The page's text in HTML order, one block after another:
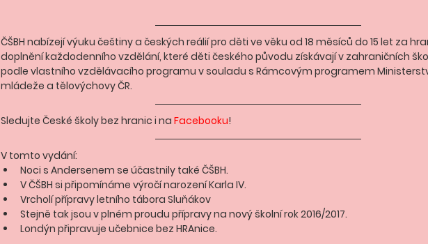
ČŠBH nabízejí výuku češtiny a českých reálií pro děti ve věku od 18 měsíců do 15 let za
doplnění každodenního vzdělání, které děti českého původu získávají v zahraničních
podle vlastního vzdělávacího programu v souladu s Rámcovým programem
mládeže a tělovýchovy ČR.
Sledujte České školy bez hranic i na Facebooku!
V tomto vydání:
Noci s Andersenem se účastnily také ČŠBH.
V ČŠBH si připomínáme výročí narození Karla IV.
Vrcholí přípravy letního tábora Sluňákov
Stejně tak jsou v plném proudu přípravy na nový školní rok 2016/2017.
Londýn připravuje učebnice bez HRAnice.